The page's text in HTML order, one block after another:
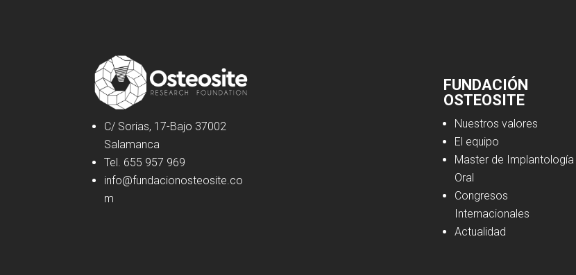
C/ Sorias, 17-Bajo 37002
Salamanca
Tel. 655 957 969
info@fundacionosteosite.co
m
FUNDACIÓN
OSTEOSITE
Nuestros valores
El equipo
Master de Implantología
Oral
Congresos
Internacionales
Actualidad